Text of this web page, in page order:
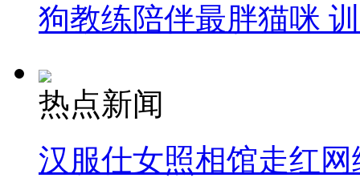
狗教练陪伴最胖猫咪
热点新闻
汉服仕女照相馆走红网